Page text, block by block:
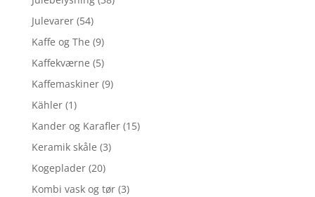
Julevarer (54)
Kaffe og The (9)
Kaffekværne (5)
Kaffemaskiner (9)
Kähler (1)
Kander og Karafler (15)
Keramik skåle (3)
Kogeplader (20)
Kombi vask og tør (3)